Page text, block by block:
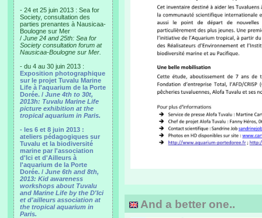
- 24 et 25 juin 2013 : Sea for
Society, consultation des
parties prenantes à Nausicaa-
Boulogne sur Mer
/ June 24 and 25th: Sea for
Society consultation forum at
Nausicaa-Boulogne sur Mer.
- du 4 au 30 juin 2013 :
Exposition photographique
sur le projet Tuvalu Marine
Life à l'aquarium de la Porte
Dorée. / June 4th to 30t,
2013h: Tuvalu Marine Life
picture exhibition at the
tropical aquarium in Paris.
- les 6 et 8 juin 2013 :
ateliers pédagogiques sur
Tuvalu et la biodiversité
marine par l'association
d'Ici et d'Ailleurs à
l'aquarium de la Porte
Dorée. / June 6th and 8th,
2013: Kid awareness
workshops about Tuvalu
and Marine Life by the D'Ici
et d'ailleurs association at
the tropical aquarium in
Paris.
And a better one..